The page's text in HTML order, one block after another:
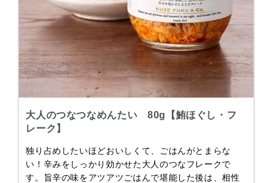
大人のつなつなめんたい 80g【鮪ほぐし・フ
レーク】
独り占めしたいほどおいしくて、ごはんがとまらな
い！辛みをしっかり効かせた大人のつなフレークで
す。旨辛の味をアツアツごはんで堪能した後は、相性